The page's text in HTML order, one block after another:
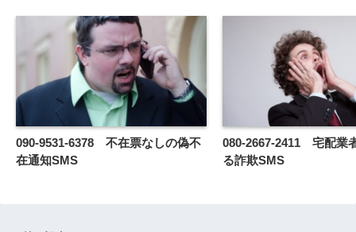
090-9531-6378 不在票なしの偽不
在通知SMS
080-2667-2411 宅配業
る詐欺SMS